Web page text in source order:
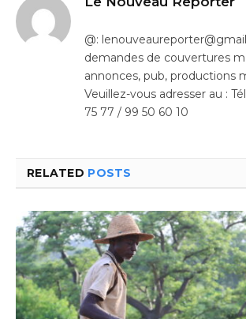
@:
demandes de couvertures
annonces, pub, productions
Veuillez-vous adresser au :
75 77 / 99 50 60 10
RELATED POSTS